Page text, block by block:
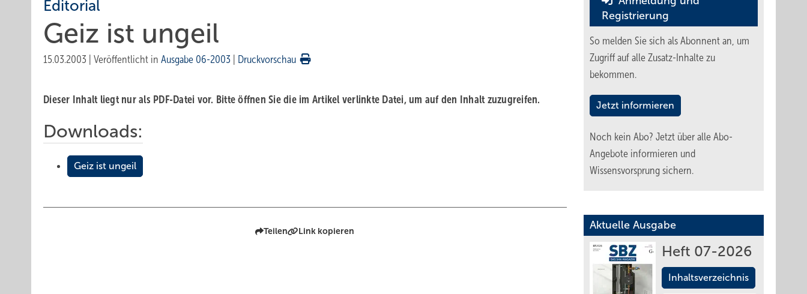
Editorial
Geiz ist ungeil
15.03.2003 Veröffentlicht in Ausgabe 06-2003 Druckvorschau
Dieser Inhalt liegt nur als PDF-Datei vor. Bitte öffnen Sie die im Artikel verlinkte Datei, um auf den Inhalt zuzugreifen.
Downloads:
Geiz ist ungeil
Teilen Link kopieren
Registrierung
So melden Sie sich als Abonnent an, um
Zugriff auf alle Zusatz-Inhalte zu
bekommen.
Jetzt informieren
Noch kein Abo? Jetzt über alle Abo-
Angebote informieren und
Wissensvorsprung sichern.
Aktuelle Ausgabe
Heft 07-2026
Inhaltsverzeichnis